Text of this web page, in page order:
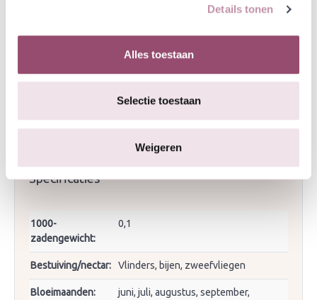
Details tonen
Alles toestaan
Selectie toestaan
Weigeren
bloedstelpende werking van duizendblad. De naam
‘millefolium’ verwijst naar de bladeren, ‘mille’
Specificaties
1000-
zadengewicht:
0,1
Bestuiving/nectar: Vlinders, bijen, zweefvliegen
Bloeimaanden:
juni, juli, augustus, september,